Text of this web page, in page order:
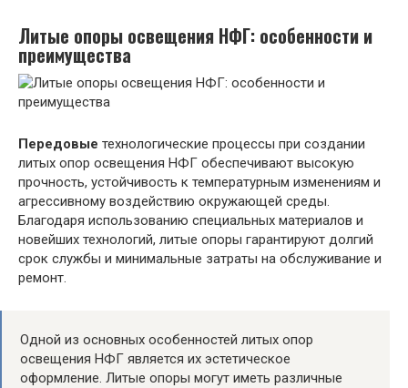
Литые опоры освещения НФГ: особенности и
преимущества
Передовые технологические процессы при создании
литых опор освещения НФГ обеспечивают высокую
прочность, устойчивость к температурным изменениям и
агрессивному воздействию окружающей среды.
Благодаря использованию специальных материалов и
новейших технологий, литые опоры гарантируют долгий
срок службы и минимальные затраты на обслуживание и
ремонт.
Одной из основных особенностей литых опор
освещения НФГ является их эстетическое
оформление. Литые опоры могут иметь различные